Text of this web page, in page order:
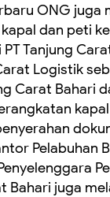
ONG
dan peti
Tanjung
Logistik
Carat Bahari
Bahari juga